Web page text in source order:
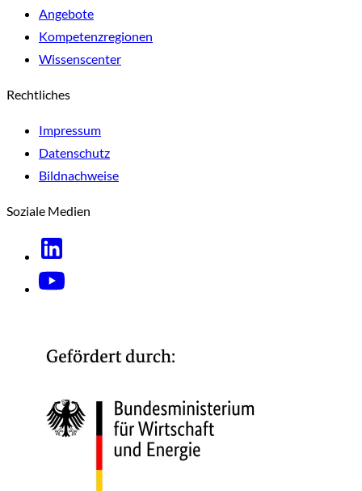
Angebote
Kompetenzregionen
Wissenscenter
Rechtliches
Impressum
Datenschutz
Bildnachweise
Soziale Medien